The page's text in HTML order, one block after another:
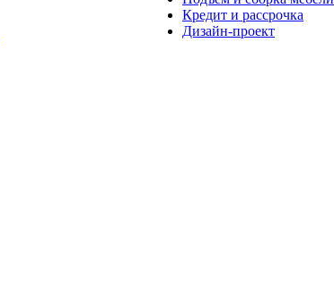
Кредит и рассрочка
Дизайн-проект